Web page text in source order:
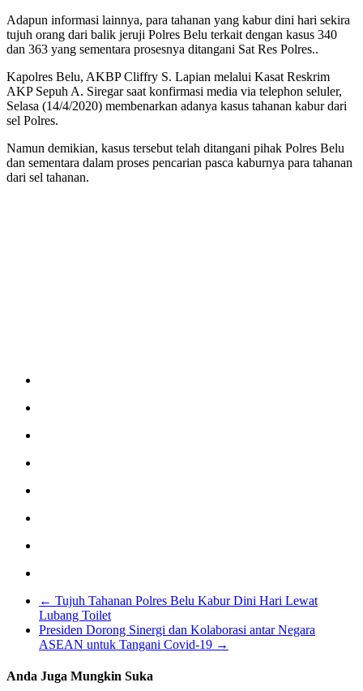
Adapun informasi lainnya, para tahanan yang kabur dini hari sekira
tujuh orang dari balik jeruji Polres Belu terkait dengan kasus 340
dan 363 yang sementara prosesnya ditangani Sat Res Polres..
Kapolres Belu, AKBP Cliffry S. Lapian melalui Kasat Reskrim
AKP Sepuh A. Siregar saat konfirmasi media via telephon seluler,
Selasa (14/4/2020) membenarkan adanya kasus tahanan kabur dari
sel Polres.
Namun demikian, kasus tersebut telah ditangani pihak Polres Belu
dan sementara dalam proses pencarian pasca kaburnya para tahanan
dari sel tahanan.
← Tujuh Tahanan Polres Belu Kabur Dini Hari Lewat
Lubang Toilet
Presiden Dorong Sinergi dan Kolaborasi antar Negara
ASEAN untuk Tangani Covid-19 →
Anda Juga Mungkin Suka